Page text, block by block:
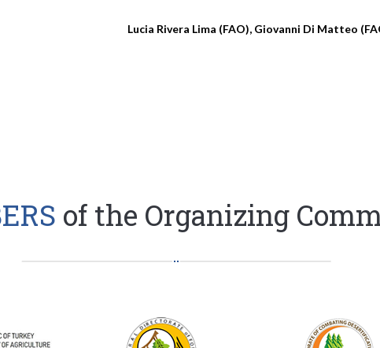
Lucia Rivera Lima (FAO), Giovanni Di Matteo
of the Organizing